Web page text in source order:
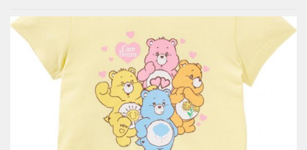
Oblečte děti ve stylu oblíbených animáků